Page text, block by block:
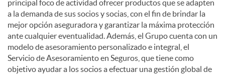
principal foco de actividad ofrecer productos que se adapten
a la demanda de sus socios y socias, con el fin de brindar la
mejor opción aseguradora y garantizar la máxima protección
ante cualquier eventualidad. Además, el Grupo cuenta con un
modelo de asesoramiento personalizado e integral, el
Servicio de Asesoramiento en Seguros, que tiene como
objetivo ayudar a los socios a efectuar una gestión global de